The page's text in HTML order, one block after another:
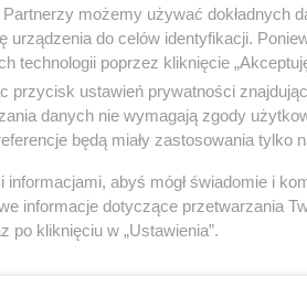
możemy używać dokładnych
urządzenia do celów identyfikacji.
technologii poprzez kliknięcie
przycisk ustawień prywatności
danych nie wymagają zgody
będą miały zastosowania tylko
informacjami, abyś mógł świadomie i
informacje dotyczące przetwarzania
po kliknięciu w „Ustawienia”.